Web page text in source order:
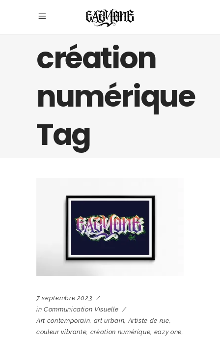
création
numérique
Tag
7 septembre 2023
in Communication Visuelle
Art contemporain, art urbain,Artiste de rue,
couleur vibrante, création numérique, eazy one,